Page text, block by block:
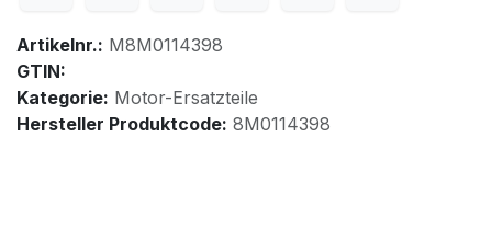
Artikelnr.: M8M0114398
GTIN:
Kategorie: Motor-Ersatzteile
Hersteller Produktcode: 8M0114398